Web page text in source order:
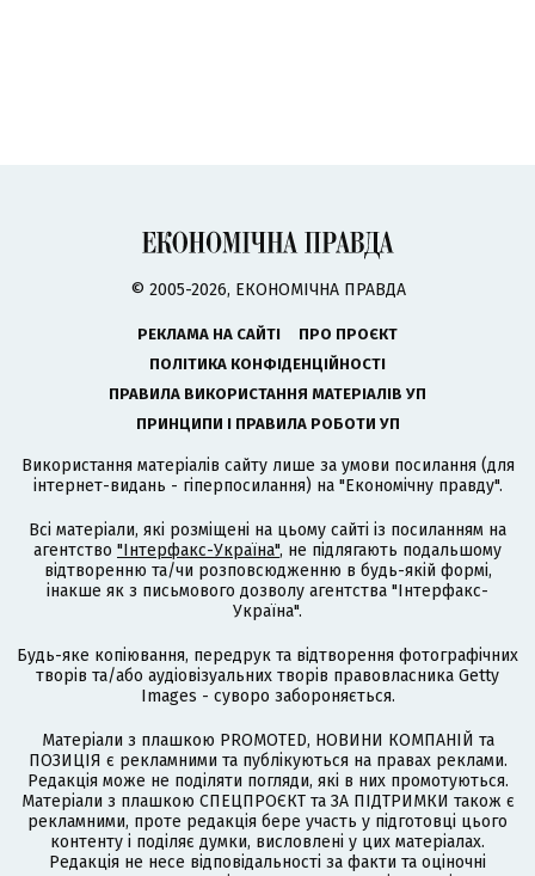
© 2005-2026, ЕКОНОМІЧНА ПРАВДА
РЕКЛАМА НА САЙТІ
ПРО ПРОЄКТ
ПОЛІТИКА КОНФІДЕНЦІЙНОСТІ
ПРАВИЛА ВИКОРИСТАННЯ МАТЕРІАЛІВ УП
ПРИНЦИПИ І ПРАВИЛА РОБОТИ УП
Використання матеріалів сайту лише за умови посилання (для
інтернет-видань - гіперпосилання) на "Економічну правду".
Всі матеріали, які розміщені на цьому сайті із посиланням на
агентство "Інтерфакс-Україна", не підлягають подальшому
відтворенню та/чи розповсюдженню в будь-якій формі,
інакше як з письмового дозволу агентства "Інтерфакс-
Україна".
Будь-яке копіювання, передрук та відтворення фотографічних
творів та/або аудіовізуальних творів правовласника Getty
Images - суворо забороняється.
Матеріали з плашкою PROMOTED, НОВИНИ КОМПАНІЙ та
ПОЗИЦІЯ є рекламними та публікуються на правах реклами.
Редакція може не поділяти погляди, які в них промотуються.
Матеріали з плашкою СПЕЦПРОЄКТ та ЗА ПІДТРИМКИ також є
рекламними, проте редакція бере участь у підготовці цього
контенту і поділяє думки, висловлені у цих матеріалах.
Редакція не несе відповідальності за факти та оціночні